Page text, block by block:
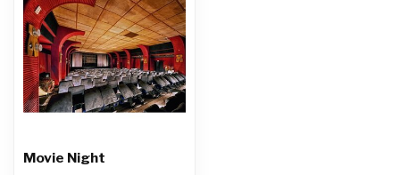
Movie Night